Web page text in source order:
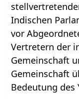
Indischen
vor
Vertretern der
Gemeinschaft
Gemeinschaft
Bedeutung des